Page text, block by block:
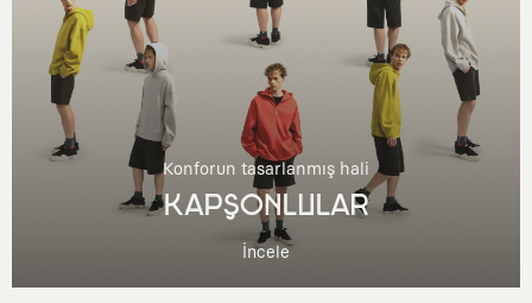
Konforun tasarlanmış hali
KAPŞONLULAR
İncele